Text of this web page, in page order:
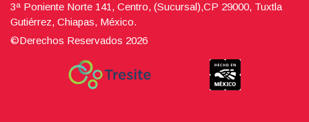
3ª Poniente Norte 141, Centro, (Sucursal),CP 29000, Tuxtla
Gutiérrez, Chiapas, México.
©Derechos Reservados 2026